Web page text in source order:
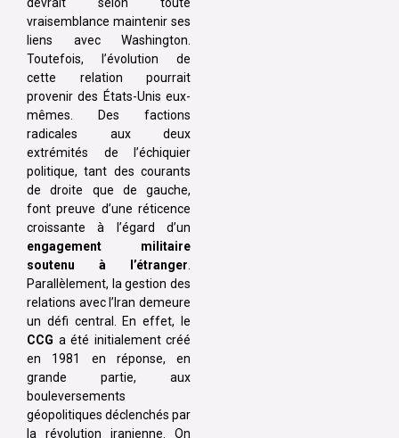
vraisemblance maintenir ses
liens avec Washington.
Toutefois, l’évolution de
cette relation pourrait
provenir des États-Unis eux-
mêmes. Des factions
radicales aux deux
extrémités de l’échiquier
politique, tant des courants
de droite que de gauche,
font preuve d’une réticence
croissante à l’égard d’un
engagement militaire
soutenu à l’étranger
Parallèlement, la gestion des
relations avec l’Iran demeure
un défi central. En effet, le
CCG a été initialement créé
en 1981 en réponse, en
grande partie, aux
bouleversements
géopolitiques déclenchés par
la révolution iranienne. On